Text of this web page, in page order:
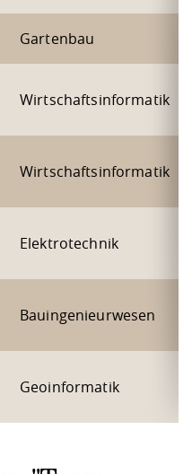
Gartenbau
Wirtschaftsinformatik
Wirtschaftsinformatik
Elektrotechnik
Bauingenieurwesen
Geoinformatik